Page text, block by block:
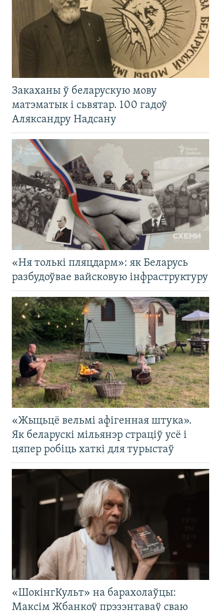
Закаханы ў беларускую мову
матэматык і сьвятар. 100 гадоў
Аляксандру Надсану
«Ня толькі пляцдарм»: як Беларусь
разбудоўвае вайсковую інфраструктуру
«Жыцьцё вельмі афігенная штука».
Як беларускі мільянэр страціў усё і
цяпер робіць хаткі для турыстаў
«ШокінгКульт» на барахолаўцы:
Максім Жбанкоў прэзэнтаваў сваю